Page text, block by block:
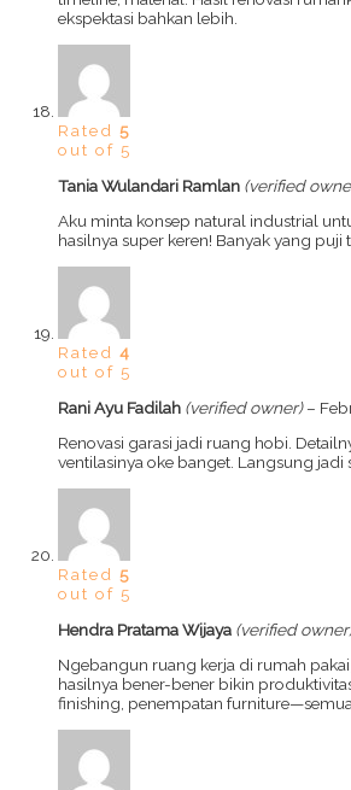
ekspektasi bahkan lebih.
Rated 5
out of 5
Tania Wulandari Ramlan (verified
Aku minta konsep natural industrial
hasilnya super keren! Banyak yang puji
Rated 4
out of 5
Rani Ayu Fadilah (verified owner) –
Renovasi garasi jadi ruang hobi.
ventilasinya oke banget. Langsung jadi
Rated 5
out of 5
Hendra Pratama Wijaya (verified
Ngebangun ruang kerja di rumah pakai
hasilnya bener-bener bikin
finishing, penempatan